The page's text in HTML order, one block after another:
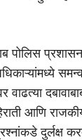
पोलिस
वाढत्या
आणि
दुर्लक्ष